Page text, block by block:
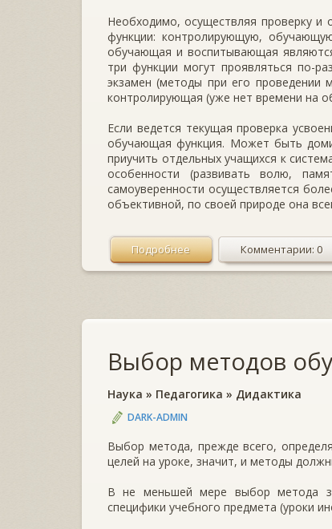
Необходимо, осуществляя проверку
функции: контролирующую,
обучающая и воспитывающая
три функции могут проявляться по-
экзамен (методы при его проведении
контролирующая (уже нет времени на
Если ведется текущая проверка
обучающая функция. Может быть
приучить отдельных учащихся к
особенности (развивать волю,
самоуверенности осуществляется
объективной, по своей природе она
Подробнее Комментарии: 0
Выбор методов
Наука » Педагогика » Дидактика
DARK-ADMIN
Выбор метода, прежде всего,
целей на уроке, значит, и методы
В не меньшей мере выбор метода
специфики учебного предмета (уроки